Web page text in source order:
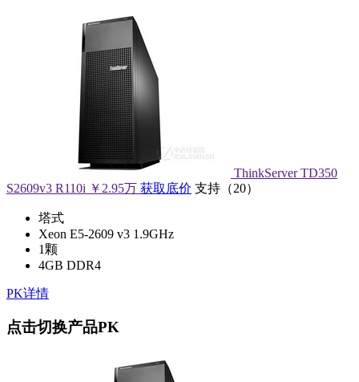
ThinkServer TD350
S2609v3 R110i ￥2.95万 获取底价 支持 （20）
塔式
Xeon E5-2609 v3 1.9GHz
1颗
4GB DDR4
PK详情
点击切换产品PK